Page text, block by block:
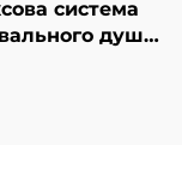
система
душу